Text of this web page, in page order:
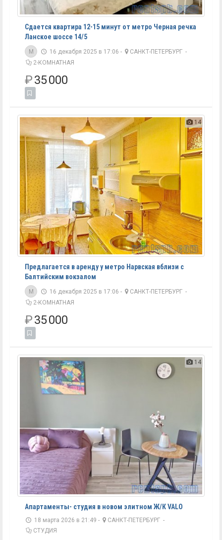
Сдается квартира 12-15 минут от метро Черная речка
Ланское шоссе 14/5
M 16 декабря 2025 в 17:06 - САНКТ-ПЕТЕРБУРГ -
2-КОМНАТНАЯ
₽35 000
14
Предлагается в аренду у метро Нарвская вблизи с
Балтийским вокзалом
M 16 декабря 2025 в 17:06 - САНКТ-ПЕТЕРБУРГ -
2-КОМНАТНАЯ
₽35 000
14
Апартаменты- студия в новом элитном Ж/К VALO
18 марта 2026 в 21:49 - САНКТ-ПЕТЕРБУРГ -
СТУДИЯ